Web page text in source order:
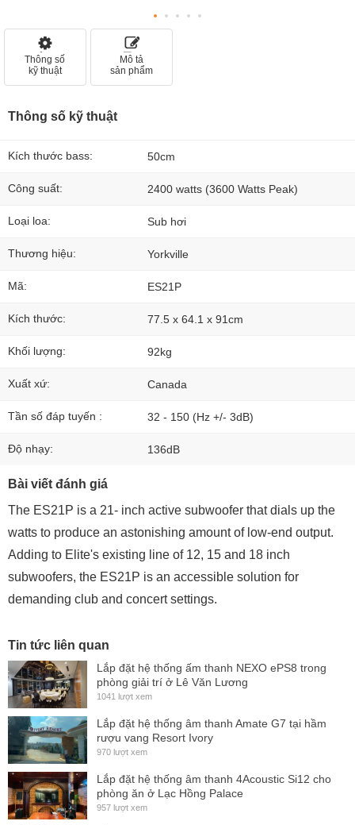
Thông số
kỹ thuật
Mô tả
sản phẩm
Thông số kỹ thuật
Kích thước bass: 50cm
Công suất: 2400 watts (3600 Watts Peak)
Loại loa: Sub hơi
Thương hiệu: Yorkville
Mã: ES21P
Kích thước: 77.5 x 64.1 x 91cm
Khối lượng: 92kg
Xuất xứ: Canada
Tần số đáp tuyến : 32 - 150 (Hz +/- 3dB)
Độ nhạy: 136dB
Bài viết đánh giá
The ES21P is a 21- inch active subwoofer that dials up the
watts to produce an astonishing amount of low-end output.
Adding to Elite's existing line of 12, 15 and 18 inch
subwoofers, the ES21P is an accessible solution for
demanding club and concert settings.
Tin tức liên quan
Lắp đặt hệ thống ấm thanh NEXO ePS8 trong
phòng giải trí ở Lê Văn Lương
1041 lượt xem
Lắp đặt hệ thống âm thanh Amate G7 tại hầm
rượu vang Resort Ivory
970 lượt xem
Lắp đặt hệ thống âm thanh 4Acoustic Si12 cho
phòng ăn ở Lạc Hồng Palace
957 lượt xem